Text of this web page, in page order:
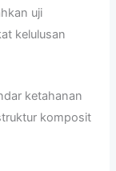
uji
kelulusan
ketahanan
komposit